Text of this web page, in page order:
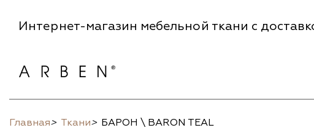
Интернет-магазин мебельной ткани с
Главная> Ткани> БАРОН \ BARON TEAL